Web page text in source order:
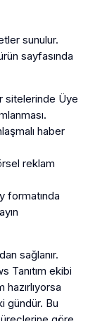
sunulur.
sayfasında
sitelerinde Üye
haber
reklam
formatında
sağlanır.
Tanıtım ekibi
hazırlıyorsa
gündür. Bu